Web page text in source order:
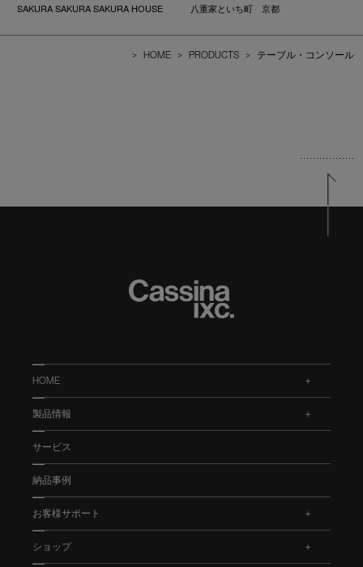
SAKURA SAKURA SAKURA HOUSE 八重家といち町 京都
> HOME > PRODUCTS > テーブル・コンソール
HOME
製品情報
サービス
納品事例
お客様サポート
ショップ